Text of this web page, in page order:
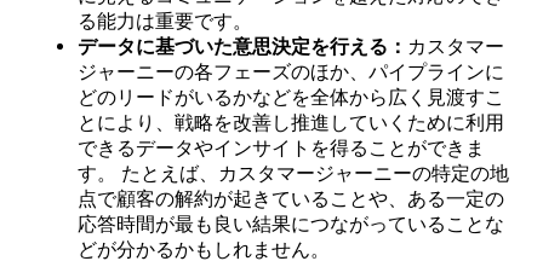
る能力は重要です。
データに基づいた意思決定を行える： カスタマー
ジャーニーの各フェーズのほか、パイプラインに
どのリードがいるかなどを全体から広く見渡すこ
とにより、戦略を改善し推進していくために利用
できるデータやインサイトを得ることができま
す。 たとえば、カスタマージャーニーの特定の地
点で顧客の解約が起きていることや、ある一定の
応答時間が最も良い結果につながっていることな
どが分かるかもしれません。